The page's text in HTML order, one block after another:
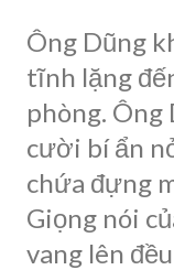
Ông Dũng
tĩnh lặng
phòng. Ông
cười bí ẩn
chứa đựng
Giọng nói
vang lên